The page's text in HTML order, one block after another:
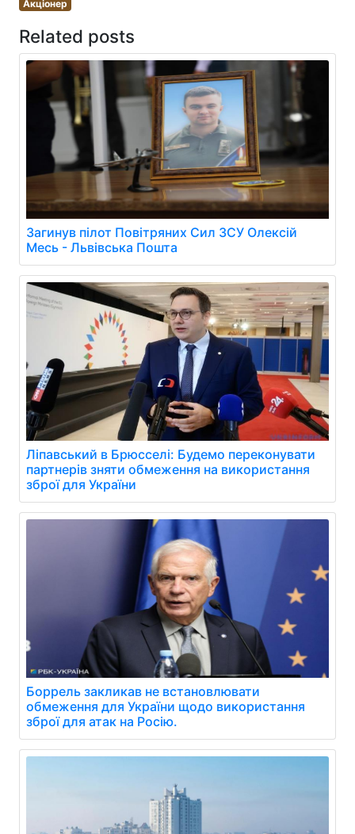
Акціонер
Related posts
Загинув пілот Повітряних Сил ЗСУ Олексій
Месь - Львівська Пошта
Ліпавський в Брюсселі: Будемо переконувати
партнерів зняти обмеження на використання
зброї для України
Боррель закликав не встановлювати
обмеження для України щодо використання
зброї для атак на Росію.